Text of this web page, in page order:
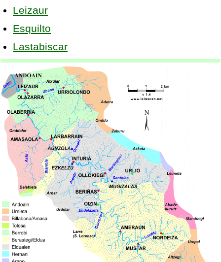
Leizaur
Esquilto
Lastabiscar